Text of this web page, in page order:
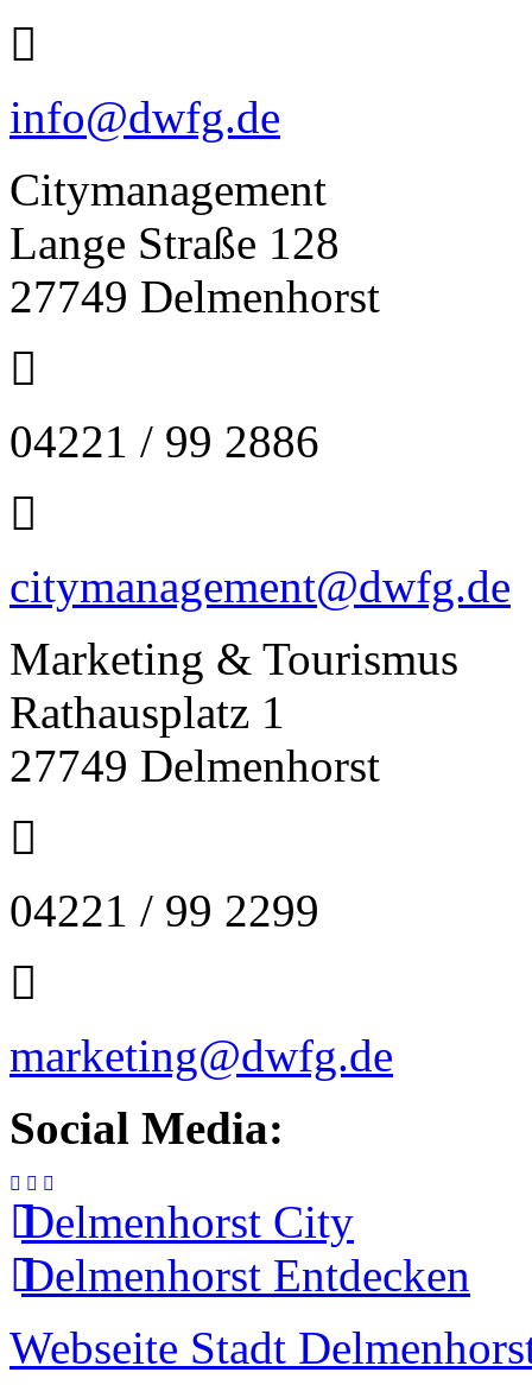
info@dwfg.de
Citymanagement
Lange Straße 128
27749 Delmenhorst
04221 / 99 2886
citymanagement@dwfg.de
Marketing & Tourismus
Rathausplatz 1
27749 Delmenhorst
04221 / 99 2299
marketing@dwfg.de
Social Media:
Delmenhorst City
Delmenhorst Entdecken
Webseite Stadt